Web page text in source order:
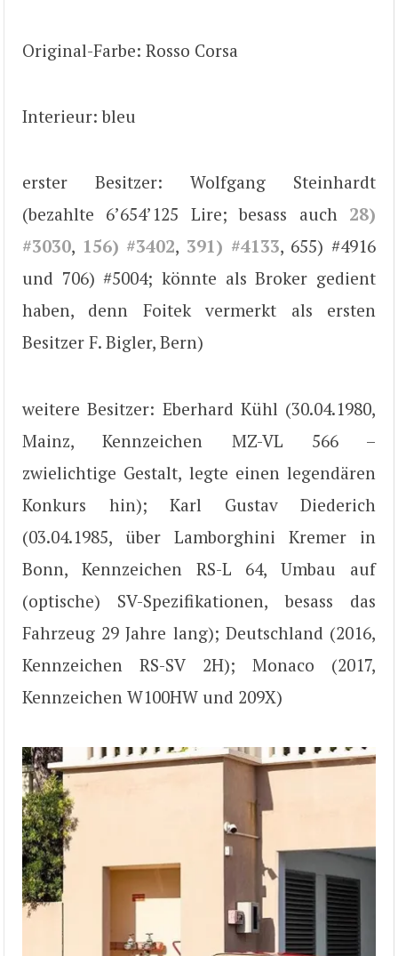
Original-Farbe: Rosso Corsa
Interieur: bleu
erster Besitzer: Wolfgang Steinhardt
(bezahlte 6’654’125 Lire; besass auch 28)
#3030, 156) #3402, 391) #4133, 655) #4916
und 706) #5004; könnte als Broker gedient
haben, denn Foitek vermerkt als ersten
Besitzer F. Bigler, Bern)
weitere Besitzer: Eberhard Kühl (30.04.1980,
Mainz, Kennzeichen MZ-VL 566 –
zwielichtige Gestalt, legte einen legendären
Konkurs hin); Karl Gustav Diederich
(03.04.1985, über Lamborghini Kremer in
Bonn, Kennzeichen RS-L 64, Umbau auf
(optische) SV-Spezifikationen, besass das
Fahrzeug 29 Jahre lang); Deutschland (2016,
Kennzeichen RS-SV 2H); Monaco (2017,
Kennzeichen W100HW und 209X)